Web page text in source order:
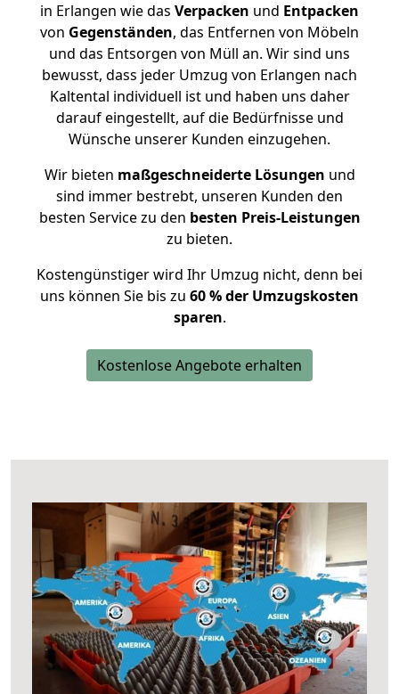
in Erlangen wie das Verpacken und Entpacken
von Gegenständen, das Entfernen von Möbeln
und das Entsorgen von Müll an. Wir sind uns
bewusst, dass jeder Umzug von Erlangen nach
Kaltental individuell ist und haben uns daher
darauf eingestellt, auf die Bedürfnisse und
Wünsche unserer Kunden einzugehen.
Wir bieten maßgeschneiderte Lösungen und
sind immer bestrebt, unseren Kunden den
besten Service zu den besten Preis-Leistungen
zu bieten.
Kostengünstiger wird Ihr Umzug nicht, denn bei
uns können Sie bis zu 60 % der Umzugskosten
sparen.
Kostenlose Angebote erhalten